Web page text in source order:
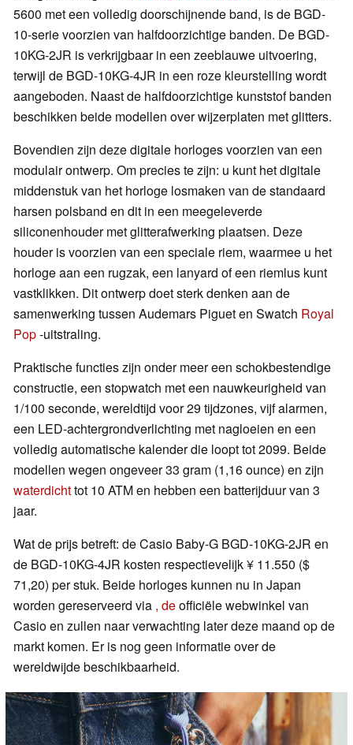
5600 met een volledig doorschijnende band, is de BGD-
10-serie voorzien van halfdoorzichtige banden. De BGD-
10KG-2JR is verkrijgbaar in een zeeblauwe uitvoering,
terwijl de BGD-10KG-4JR in een roze kleurstelling wordt
aangeboden. Naast de halfdoorzichtige kunststof banden
beschikken beide modellen over wijzerplaten met glitters.
Bovendien zijn deze digitale horloges voorzien van een
modulair ontwerp. Om precies te zijn: u kunt het digitale
middenstuk van het horloge losmaken van de standaard
harsen polsband en dit in een meegeleverde
siliconenhouder met glitterafwerking plaatsen. Deze
houder is voorzien van een speciale riem, waarmee u het
horloge aan een rugzak, een lanyard of een riemlus kunt
vastklikken. Dit ontwerp doet sterk denken aan de
samenwerking tussen Audemars Piguet en Swatch Royal
Pop-uitstraling.
Praktische functies zijn onder meer een schokbestendige
constructie, een stopwatch met een nauwkeurigheid van
1/100 seconde, wereldtijd voor 29 tijdzones, vijf alarmen,
een LED-achtergrondverlichting met nagloeien en een
volledig automatische kalender die loopt tot 2099. Beide
modellen wegen ongeveer 33 gram (1,16 ounce) en zijn
waterdichttot 10 ATM en hebben een batterijduur van 3
jaar.
Wat de prijs betreft: de Casio Baby-G BGD-10KG-2JR en
de BGD-10KG-4JR kosten respectievelijk ¥ 11.550 ($
71,20) per stuk. Beide horloges kunnen nu in Japan
worden gereserveerd via , deofficiële webwinkel van
Casio en zullen naar verwachting later deze maand op de
markt komen. Er is nog geen informatie over de
wereldwijde beschikbaarheid.